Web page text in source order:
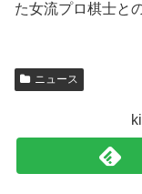
た女流プロ棋士と
ニュース